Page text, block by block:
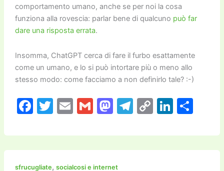
comportamento umano, anche se per noi la cosa
funziona alla rovescia: parlar bene di qualcuno può far
dare una risposta errata.
Insomma, ChatGPT cerca di fare il furbo esattamente
come un umano, e lo si può intortare più o meno allo
stesso modo: come facciamo a non definirlo tale? :-)
F
c
e
T
itt
er
E
ai
l
G
ai
l
M
st
o
T
e
gr
C
p
y
Li
k
e
C
n
di
sfrucugliate, socialcosi e internet